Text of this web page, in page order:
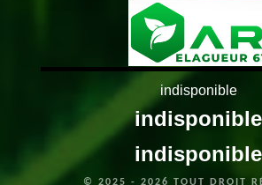
indisponible
indisponible
indisponible
© 2025 - 2026 TOUT DROIT